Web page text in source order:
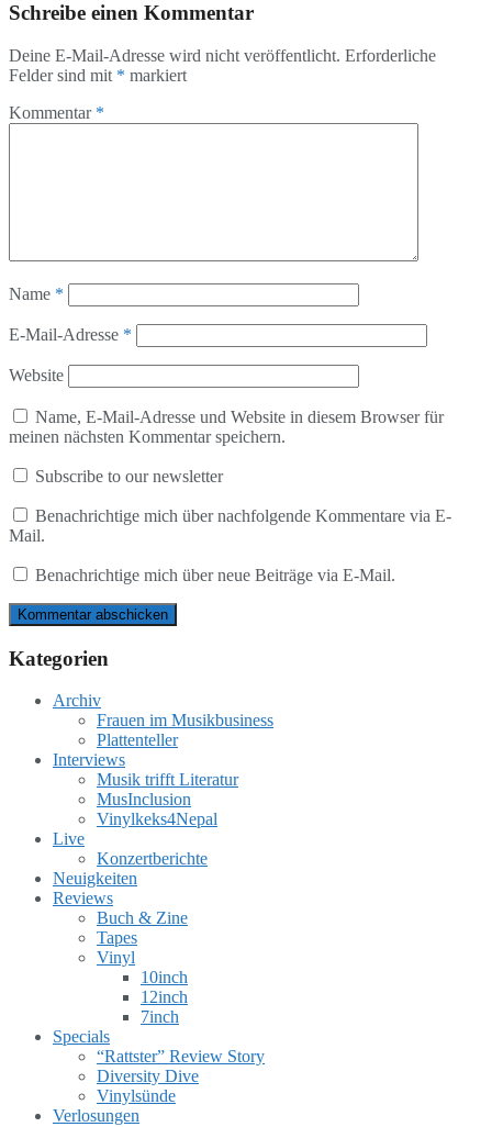
Schreibe einen Kommentar
Deine E-Mail-Adresse wird nicht veröffentlicht. Erforderliche
Felder sind mit * markiert
Kommentar *
Name *
E-Mail-Adresse *
Website
Name, E-Mail-Adresse und Website in diesem Browser für
meinen nächsten Kommentar speichern.
Subscribe to our newsletter
Benachrichtige mich über nachfolgende Kommentare via E-
Mail.
Benachrichtige mich über neue Beiträge via E-Mail.
Kategorien
Archiv
Frauen im Musikbusiness
Plattenteller
Interviews
Musik trifft Literatur
MusInclusion
Vinylkeks4Nepal
Live
Konzertberichte
Neuigkeiten
Reviews
Buch & Zine
Tapes
Vinyl
10inch
12inch
7inch
Specials
“Rattster” Review Story
Diversity Dive
Vinylsünde
Verlosungen